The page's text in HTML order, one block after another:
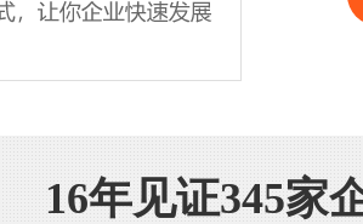
16年见证345家